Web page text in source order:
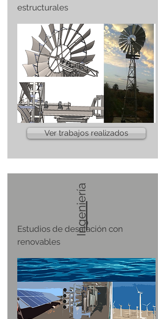
estructurales
Ver trabajos realizados
Ingeniería
Estudios de desalación con
renovables